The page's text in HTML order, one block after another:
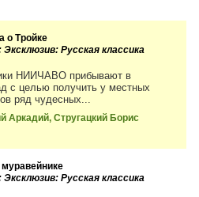
о Тройке
Эксклюзив: Русская классика
НИИЧАВО прибывают в
с целью получить у местных
ряд чудесных...
Аркадий, Стругацкий Борис
Эксклюзив: Русская классика